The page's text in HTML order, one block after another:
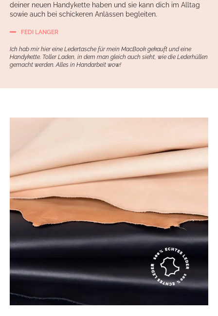
deiner neuen Handykette haben und sie kann dich im Alltag
sowie auch bei schickeren Anlässen begleiten.
FEDI LANGER
Ich hab mir hier eine Ledertasche für mein MacBook gekauft und eine
Handykette. Toller Laden, in dem man gleich auch sieht, wie die Lederhüllen
gemacht werden. Alles in Handarbeit wow!